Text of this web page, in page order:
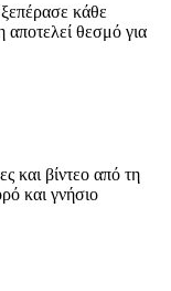
κάθε
θεσμό για
και βίντεο από τη
και γνήσιο